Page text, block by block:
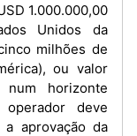
Unidos da
milhões de
ou valor
num horizonte
deve
aprovação da